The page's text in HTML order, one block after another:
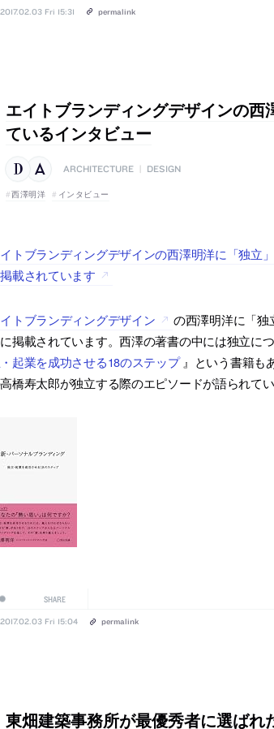
2017.02.03 Fri 15:31 permalink
エイトブランディングデザインの
ているインタビュー
ARCHITECTURE DESIGN
西澤明洋 インタビュー
トブランディングデザインの西澤明洋に「独立
載されています
トブランディングデザイン
の西澤明洋に「独
掲載されています。西澤の著書の中には独立に
起業を成功させる18のステップ 』という書籍も
橋寿太郎が独立する際のエピソードが語られて
SHARE
2017.02.03 Fri 15:04 permalink
東畑建築事務所が最優秀者に選ば